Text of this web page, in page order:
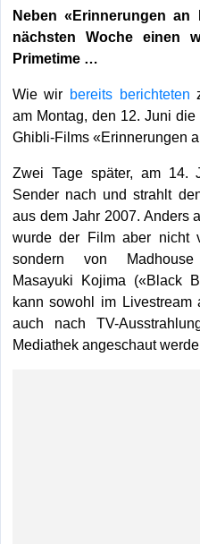
Neben «Erinnerungen
nächsten Woche einen
Primetime …
Wie wir bereits berichteten
am Montag, den 12. Juni
Ghibli-Films «Erinnerungen
Zwei Tage später, am 14.
Sender nach und strahlt
aus dem Jahr 2007. Anders
wurde der Film aber nicht
sondern von
Masayuki Kojima («Black
kann sowohl im Livestream
auch nach TV-
Mediathek angeschaut